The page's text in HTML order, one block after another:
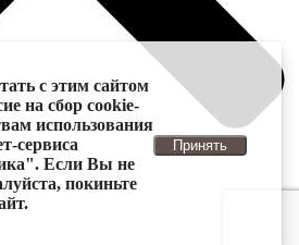
с этим сайтом
на сбор cookie-
использования
сервиса
Если Вы не
покиньте
Принять